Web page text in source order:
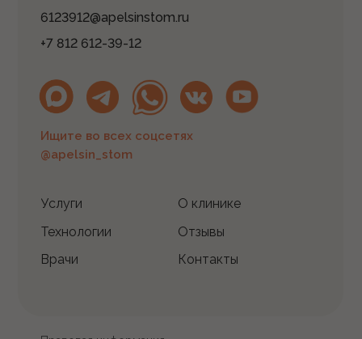
+7 812 612-39-12
6123912@apelsinstom.ru
О клинике
Отзывы
Контакты
Услуги
Технологии
Врачи
Ищите во всех соцсетях
@apelsin_stom